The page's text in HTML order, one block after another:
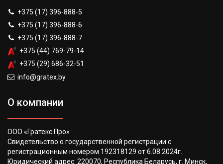
+375 (17) 396-888-5
+375 (17) 396-888-6
+375 (17) 396-888-7
+375 (44) 769-79-14
+375 (29) 686-32-51
info@gratex.by
О компании
ООО «Гратекс Про»
Свидетельство о государственной регистрации с
регистрационным номером 192318129 от 6.08.2024г.
Юридический адрес: 220070, Республика Беларусь, г. Минск,